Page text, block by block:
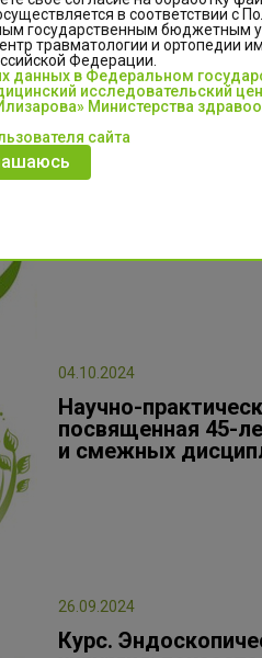
15.05.2025
Всероссийская
"Эффективные
04.10.2024
Научно-
посвященная 45-
и смежных
26.09.2024
Курс.
в соответствии с
государственным бюджетным
травматологии и ортопедии
Федерации.
данных в Федеральном
исследовательский
Министерства
сайта